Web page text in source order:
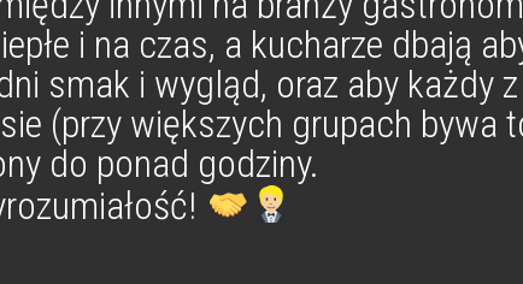
i na czas, a kucharze dbają
smak i wygląd, oraz aby każdy
(przy większych grupach bywa
do ponad godziny.